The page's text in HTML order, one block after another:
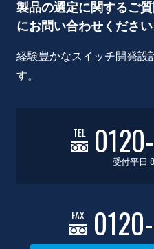
製品の選定に関するご
にお問い合わせください
経験豊かなスイッチ開発設
す。
TEL
受付平日
FAX